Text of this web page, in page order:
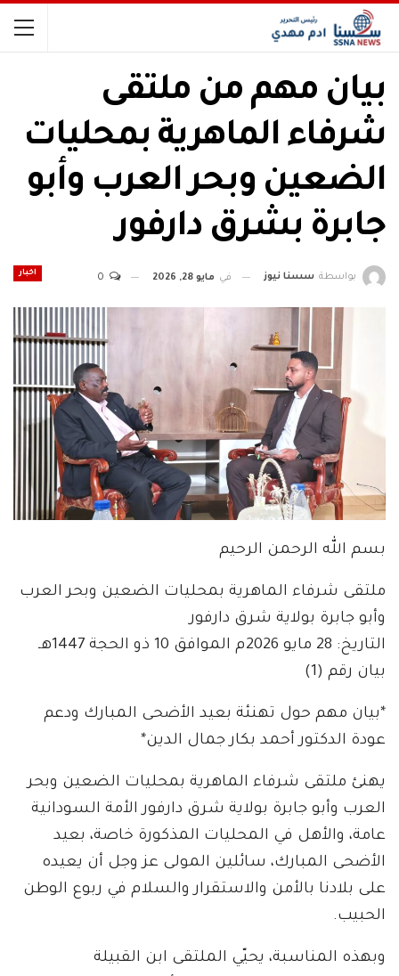
بيان مهم من ملتقى
شرفاء الماهرية بمحليات
الضعين وبحر العرب وأبو
جابرة بشرق دارفور
اخبار بواسطة سسنا نيوز في مايو 28, 2026
بسم الله الرحمن الرحيم
ملتقى شرفاء الماهرية بمحليات الضعين وبحر العرب
وأبو جابرة بولاية شرق دارفور
التاريخ: 28 مايو 2026م الموافق 10 ذو الحجة 1447هـ
بيان رقم (1)
*بيان مهم حول تهنئة بعيد الأضحى المبارك ودعم
عودة الدكتور أحمد بكار جمال الدين*
يهنئ ملتقى شرفاء الماهرية بمحليات الضعين وبحر
العرب وأبو جابرة بولاية شرق دارفور الأمة السودانية
عامة، والأهل في المحليات المذكورة خاصة، بعيد
الأضحى المبارك، سائلين المولى عز وجل أن يعيده
على بلادنا بالأمن والاستقرار والسلام في ربوع الوطن
الحبيب.
وبهذه المناسبة، يحيّي الملتقى ابن القبيلة